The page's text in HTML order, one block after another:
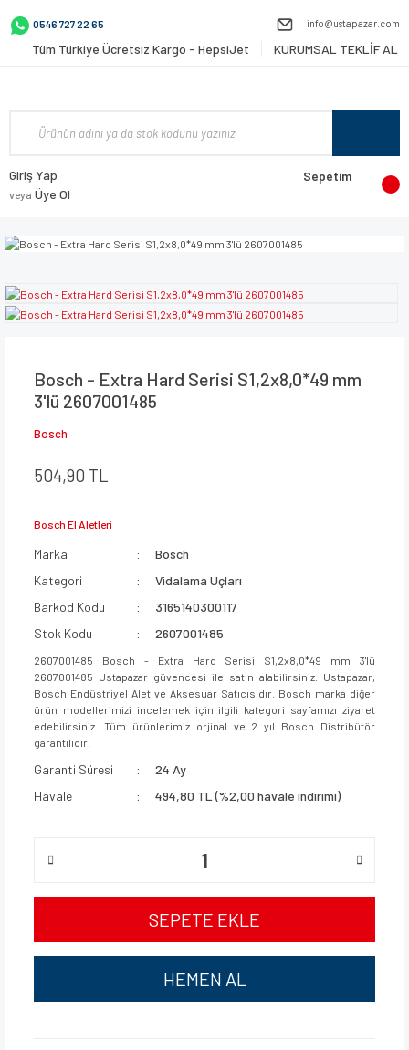
0546 727 22 65 info@ustapazar.com
Tüm Türkiye Ücretsiz Kargo - HepsiJet KURUMSAL TEKLİF AL
Giriş Yap
veya Üye Ol
Sepetim
Bosch - Extra Hard Serisi S1,2x8,0*49 mm
3'lü 2607001485
Bosch
504,90 TL
Bosch El Aletleri
Marka
Bosch
Kategori
Vidalama Uçları
Barkod Kodu
3165140300117
Stok Kodu
2607001485
2607001485 Bosch - Extra Hard Serisi S1,2x8,0*49 mm 3'lü
2607001485 Ustapazar güvencesi ile satın alabilirsiniz. Ustapazar,
Bosch Endüstriyel Alet ve Aksesuar Satıcısıdır. Bosch marka diğer
ürün modellerimizi incelemek için ilgili kategori sayfamızı ziyaret
edebilirsiniz. Tüm ürünlerimiz orjinal ve 2 yıl Bosch Distribütör
garantilidir.
Garanti Süresi
24 Ay
Havale
494,80 TL (%2,00 havale indirimi)
SEPETE EKLE
HEMEN AL